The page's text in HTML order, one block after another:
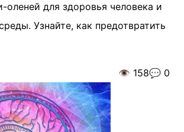
оленей для здоровья человека и
Узнайте, как предотвратить
👁️ 158💬 0